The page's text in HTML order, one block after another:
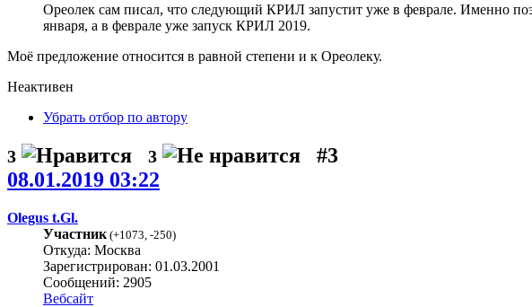
Ореолек сам писал, что следующий КРИЛ запустит уже в феврале. Именно
января, а в феврале уже запуск КРИЛ 2019.
Моё предложение относится в равной степени и к Ореолеку.
Неактивен
Убрать отбор по автору
3 3
#3
08.01.2019 03:22
Olegus t.Gl.
Участник (+1073 -250)
Откуда: Москва
Зарегистрирован: 01.03.2001
Сообщений: 2905
Вебсайт